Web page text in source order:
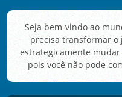
Seja bem-vindo ao
precisa transformar o
estrategicamente mudar
pois você não pode